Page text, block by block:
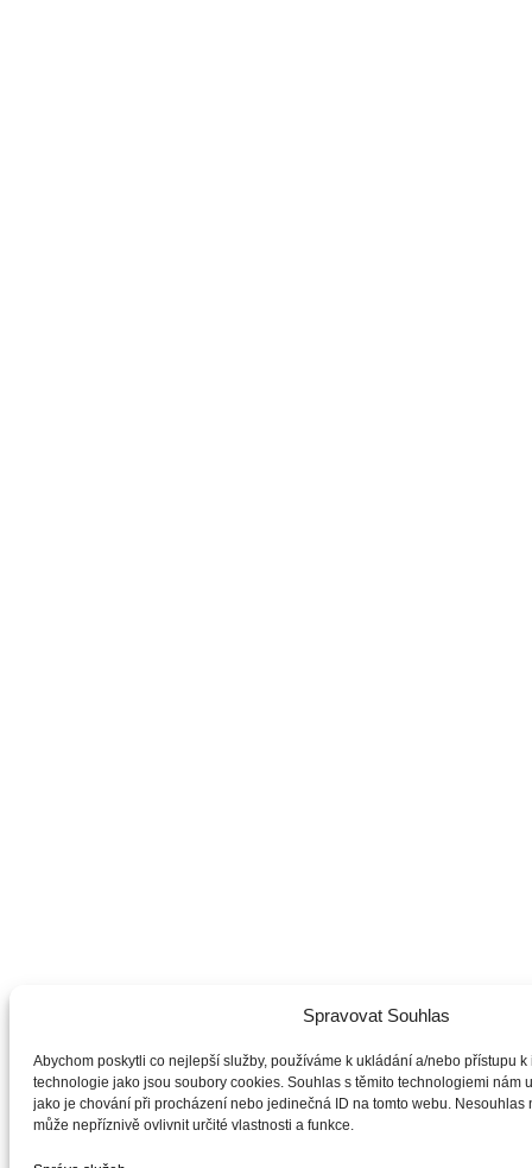
Spravovat Souhlas
Abychom poskytli co nejlepší služby, používáme k ukládání a/nebo přístupu
technologie jako jsou soubory cookies. Souhlas s těmito technologiemi nám
jako je chování při procházení nebo jedinečná ID na tomto webu.
může nepříznivě ovlivnit určité vlastnosti a funkce.